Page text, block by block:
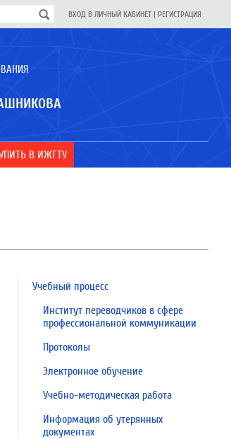
ВХОД В ЛИЧНЫЙ КАБИНЕТ | РЕГИСТРАЦИЯ
В ИЖГТУ
Учебный процесс
Институт переводчиков в сфере
профессиональной коммуникации
Протоколы
Электронное обучение
Учебно-методическая работа
Информация об утерянных
документах